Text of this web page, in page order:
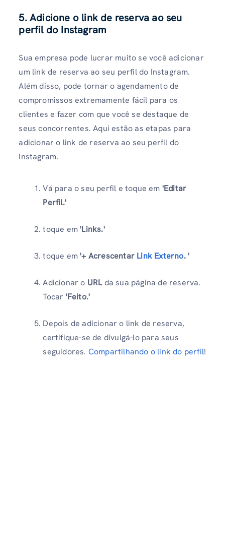
5. Adicione o link de reserva ao seu
perfil do Instagram
Sua empresa pode lucrar muito se você adicionar
um link de reserva ao seu perfil do Instagram.
Além disso, pode tornar o agendamento de
compromissos extremamente fácil para os
clientes e fazer com que você se destaque de
seus concorrentes. Aqui estão as etapas para
adicionar o link de reserva ao seu perfil do
Instagram.
Vá para o seu perfil e toque em 'Editar
Perfil.'
toque em'Links.'
toque em'+ Acrescentar Link Externo. '
Adicionar o URLda sua página de reserva.
Tocar 'Feito.'
Depois de adicionar o link de reserva,
certifique-se de divulgá-lo para seus
seguidores. Compartilhando o link do perfil!